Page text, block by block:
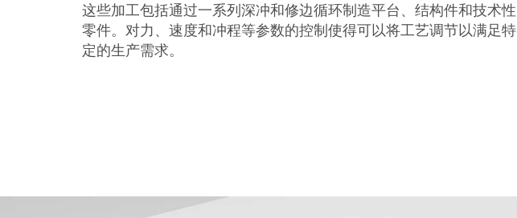
这些加工包括通过一系列深冲和修边循环制造平台、结构件和技术性
零件。对力、速度和冲程等参数的控制使得可以将工艺调节以满足特
定的生产需求。